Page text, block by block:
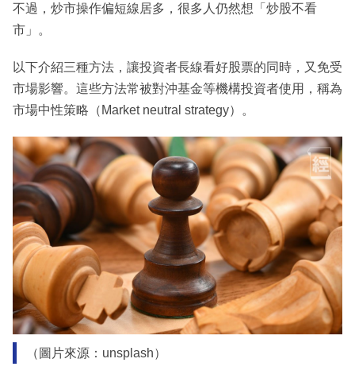
不過，炒市操作偏短線居多，很多人仍然想「炒股不看
市」。
以下介紹三種方法，讓投資者長線看好股票的同時，又免受
市場影響。這些方法常被對沖基金等機構投資者使用，稱為
市場中性策略（Market neutral strategy）。
（圖片來源：unsplash）